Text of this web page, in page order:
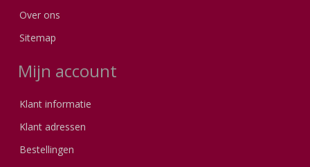
Over ons
Sitemap
Mijn account
Klant informatie
Klant adressen
Bestellingen